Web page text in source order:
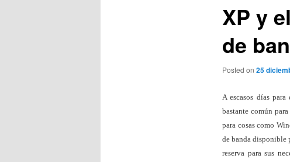
XP y
de
Posted on 25
A escasos días
bastante común
para cosas como
de banda disponible
reserva para sus